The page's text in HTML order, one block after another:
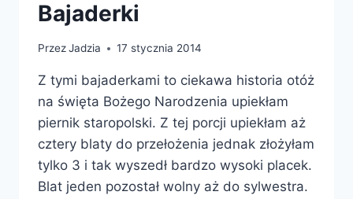
Bajaderki
PrzezJadzia 17 stycznia 2014
Z tymi bajaderkami to ciekawa historia otóż
na święta Bożego Narodzenia upiekłam
piernik staropolski. Z tej porcji upiekłam aż
cztery blaty do przełożenia jednak złożyłam
tylko 3 i tak wyszedł bardzo wysoki placek.
Blat jeden pozostał wolny aż do sylwestra.